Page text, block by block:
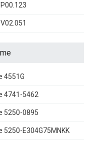
4551G
4741-5462
5250-0895
5250-E304G75MNKK